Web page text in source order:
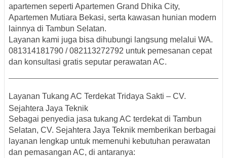
apartemen seperti Apartemen Grand Dhika City,
Apartemen Mutiara Bekasi, serta kawasan hunian modern
lainnya di Tambun Selatan.
Layanan kami juga bisa dihubungi langsung melalui WA.
081314181790 / 082113272792 untuk pemesanan cepat
dan konsultasi gratis seputar perawatan AC.
Layanan Tukang AC Terdekat Tridaya Sakti – CV.
Sejahtera Jaya Teknik
Sebagai penyedia jasa tukang AC terdekat di Tambun
Selatan, CV. Sejahtera Jaya Teknik memberikan berbagai
layanan lengkap untuk memenuhi kebutuhan perawatan
dan pemasangan AC, di antaranya: